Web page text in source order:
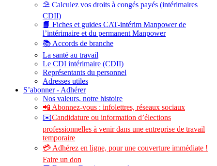
⛱️ Calculez vos droits à congés payés (intérimaires
CDII)
📘 Fiches et guides CAT-intérim Manpower de
l’intérimaire et du permanent Manpower
📚 Accords de branche
La santé au travail
Le CDI intérimaire (CDII)
Représentants du personnel
Adresses utiles
S’abonner - Adhérer
Nos valeurs, notre histoire
📲 Abonnez-vous : infolettres, réseaux sociaux
✉️Candidature ou information d’élections
professionnelles à venir dans une entreprise de travail
temporaire
💳 Adhérez en ligne, pour une couverture immédiate !
Faire un don